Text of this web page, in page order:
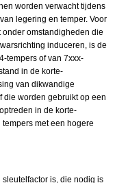
worden verwacht tijdens
legering en temper. Voor
omstandigheden die
induceren, is de
tempers of van 7xxx-
in de korte-
van dikwandige
die worden gebruikt op een
in de korte-
met een hogere
is, die nodig is